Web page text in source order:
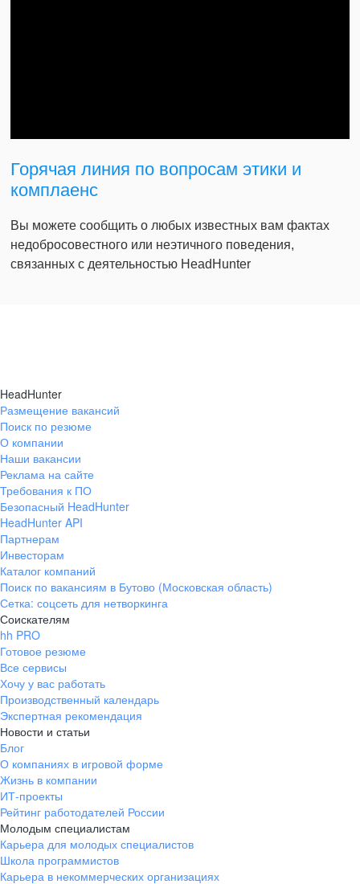
Горячая линия по вопросам этики и
комплаенс
Вы можете сообщить о любых известных вам фактах
недобросовестного или неэтичного поведения,
связанных с деятельностью HeadHunter
HeadHunter
Размещение вакансий
Поиск по резюме
О компании
Наши вакансии
Реклама на сайте
Требования к ПО
Безопасный HeadHunter
HeadHunter API
Партнерам
Инвесторам
Каталог компаний
Поиск по вакансиям в Бутово (Московская область)
Сетка: соцсеть для нетворкинга
Соискателям
hh PRO
Готовое резюме
Все сервисы
Хочу у вас работать
Производственный календарь
Экспертная рекомендация
Новости и статьи
Блог
О компаниях в игровой форме
Жизнь в компании
ИТ-проекты
Рейтинг работодателей России
Молодым специалистам
Карьера для молодых специалистов
Школа программистов
Карьера в некоммерческих организациях